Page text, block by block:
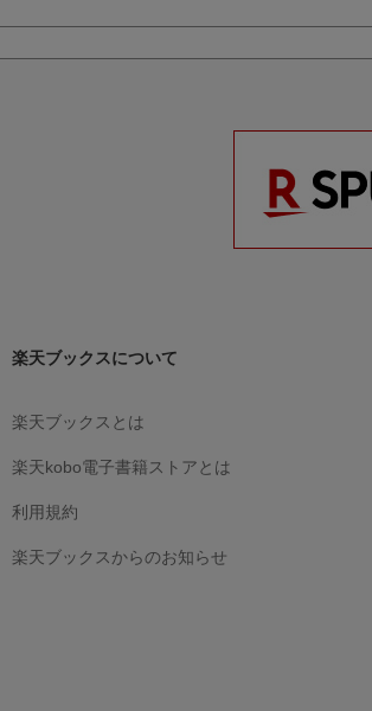
楽天ブックスについて
楽天ブックスとは
楽天kobo電子書籍ストアとは
利用規約
楽天ブックスからのお知らせ